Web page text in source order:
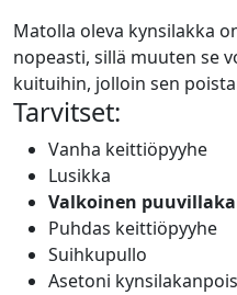
Matolla oleva kynsilakka
nopeasti, sillä muuten se
kuituihin, jolloin sen
Tarvitset:
Vanha keittiöpyyhe
Lusikka
Valkoinen
Puhdas keittiöpyyhe
Suihkupullo
Asetoni